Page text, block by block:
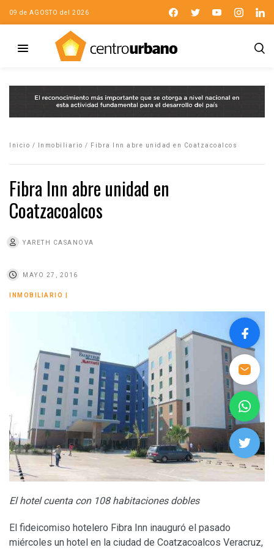
09 de AGOSTO del 2026
Inicio / Inmobiliario / Fibra Inn abre unidad en Coatzacoalcos
Fibra Inn abre unidad en
Coatzacoalcos
YARETH CASANOVA
MAYO 27, 2016
INMOBILIARIO
El hotel cuenta con 108 habitaciones dobles
El fideicomiso hotelero Fibra Inn inauguró el pasado
miércoles un hotel en la ciudad de Coatzacoalcos Veracruz,